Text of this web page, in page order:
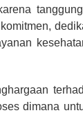
dimana